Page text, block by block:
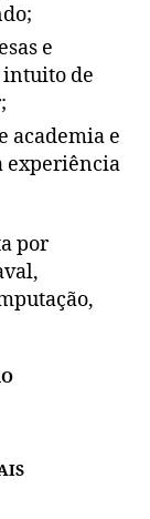
e
intuito de
academia e
experiência
por